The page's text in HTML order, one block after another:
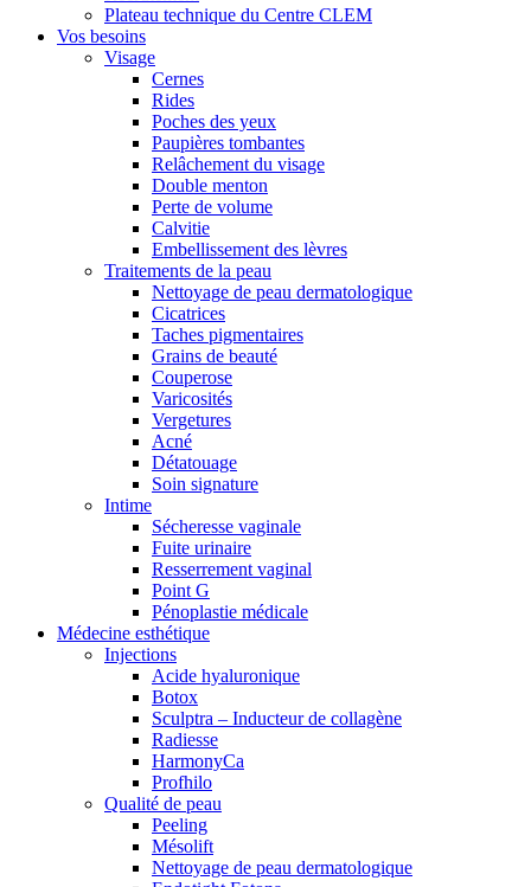
Plateau technique du Centre CLEM
Vos besoins
Visage
Cernes
Rides
Poches des yeux
Paupières tombantes
Relâchement du visage
Double menton
Perte de volume
Calvitie
Embellissement des lèvres
Traitements de la peau
Nettoyage de peau dermatologique
Cicatrices
Taches pigmentaires
Grains de beauté
Couperose
Varicosités
Vergetures
Acné
Détatouage
Soin signature
Intime
Sécheresse vaginale
Fuite urinaire
Resserrement vaginal
Point G
Pénoplastie médicale
Médecine esthétique
Injections
Acide hyaluronique
Botox
Sculptra – Inducteur de collagène
Radiesse
HarmonyCa
Profhilo
Qualité de peau
Peeling
Mésolift
Nettoyage de peau dermatologique